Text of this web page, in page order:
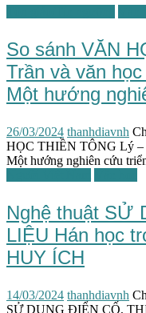
So sánh VĂN
Trần và văn
Một hướng
26/03/2024 thanhdiavnh
HỌC THIỀN TÔNG Lý –
Một hướng nghiên cứu
Nghệ thuật SỬ
LIỆU Hán học
HUY ÍCH
14/03/2024 thanhdiavnh
SỬ DỤNG ĐIỂN CỐ,